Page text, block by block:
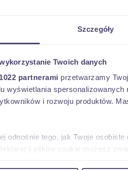
Szczegóły
Twoich danych
partnerami przetwarzamy
wyświetlania
i rozwoju produktów.
odnośnie tego, jak Twoje
plików cookie możesz
JUŻ OD 238 PLN*
0%, raty aż na 120